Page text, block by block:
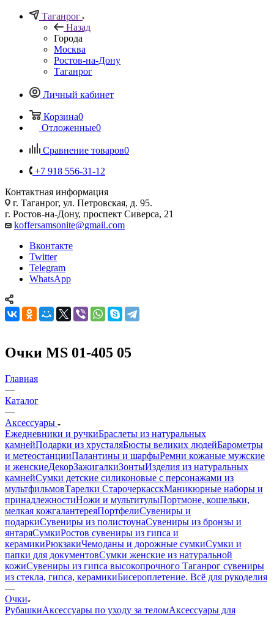
Таганрог
Назад
Города
Москва
Ростов-на-Дону
Таганрог
Личный кабинет
Корзина0
Отложенные0
Сравнение товаров0
+7 918 556-31-12
Контактная информация
г. Таганрог, ул. Петровская, д. 95.
г. Ростов-на-Дону, проспект Сиверса, 21
koffersamsonite@gmail.com
Вконтакте
Twitter
Telegram
WhatsApp
Очки MS 01-405 05
Главная
—
Каталог
—
Аксессуары
Ежедневники и ручкиБраслеты из натуральных
камнейПодарки из хрусталяБюсты великих людейБарометры
и метеостанцииПалантины и шарфыРемни кожаные мужские
и женскиеДекорЗажигалкиЗонтыИзделия из натуральных
камнейСумки детские силиконовые с персонажами из
мультфильмовТарелки СтарочеркасскМаникюрные наборы и
принадлежностиНожи и мультитулыПортмоне, кошельки,
мелкая кожгалантереяПортфелиСувениры и
подаркиСувениры из полистоунаСувениры из бронзы и
янтаряСумкиРостов сувениры из гипса и
керамикиРюкзакиЧемоданы и дорожные сумкиСумки и
папки для документовСумки женские из натуральной
кожиСувениры из гипса высокопрочного Таганрог сувениры
из стекла, гипса, керамикиБисероплетение. Всё для рукоделия
—
Очки
РубашкиАксессуары по уходу за теломАксессуары для